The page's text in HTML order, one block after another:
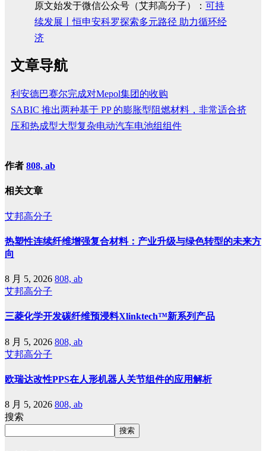
原文始发于微信公众号（艾邦高分子）： 可持
续发展丨恒申安科罗探索多元路径 助力循环经
济
文章导航
利安德巴赛尔完成对Mepol集团的收购
SABIC 推出两种基于 PP 的膨胀型阻燃材料，非常适合挤
压和热成型大型复杂电动汽车电池组组件
作者 808, ab
相关文章
艾邦高分子
热塑性连续纤维增强复合材料：产业升级与绿色转型的未来方
向
8 月 5, 2026 808, ab
艾邦高分子
三菱化学开发碳纤维预浸料Xlinktech™新系列产品
8 月 5, 2026 808, ab
艾邦高分子
欧瑞达改性PPS在人形机器人关节组件的应用解析
8 月 5, 2026 808, ab
搜索
搜索